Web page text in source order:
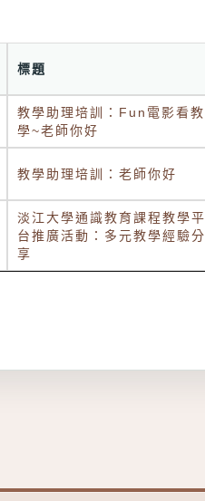
標題
教學助理培訓：Fun電影看教
學~老師你好
教學助理培訓：老師你好
淡江大學通識教育課程教學平
台推廣活動：多元教學經驗分
享